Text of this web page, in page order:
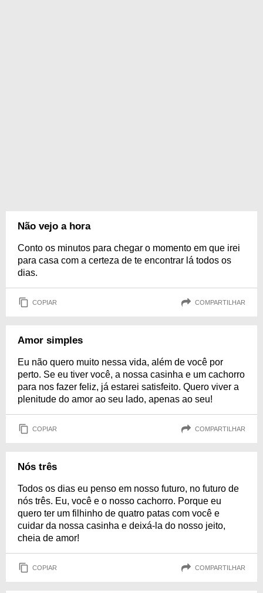
Não vejo a hora
Conto os minutos para chegar o momento em que irei
para casa com a certeza de te encontrar lá todos os
dias.
COPIAR COMPARTILHAR
Amor simples
Eu não quero muito nessa vida, além de você por
perto. Se eu tiver você, a nossa casinha e um cachorro
para nos fazer feliz, já estarei satisfeito. Quero viver a
plenitude do amor ao seu lado, apenas ao seu!
COPIAR COMPARTILHAR
Nós três
Todos os dias eu penso em nosso futuro, no futuro de
nós três. Eu, você e o nosso cachorro. Porque eu
quero ter um filhinho de quatro patas com você e
cuidar da nossa casinha e deixá-la do nosso jeito,
cheia de amor!
COPIAR COMPARTILHAR